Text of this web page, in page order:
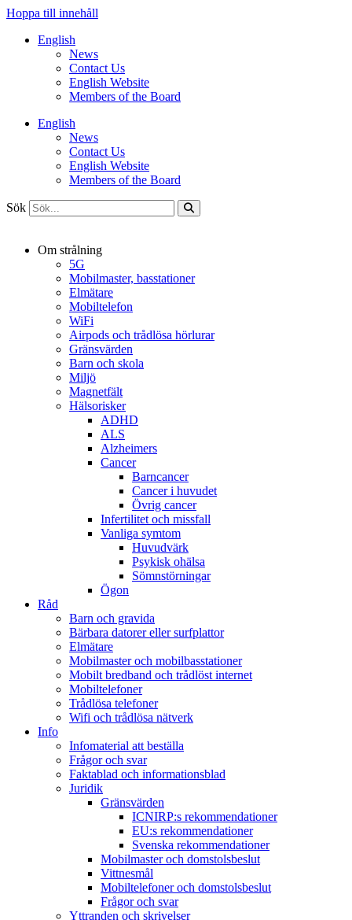
Hoppa till innehåll
English
News
Contact Us
English Website
Members of the Board
English
News
Contact Us
English Website
Members of the Board
Sök
Om strålning
5G
Mobilmaster, basstationer
Elmätare
Mobiltelefon
WiFi
Airpods och trådlösa hörlurar
Gränsvärden
Barn och skola
Miljö
Magnetfält
Hälsorisker
ADHD
ALS
Alzheimers
Cancer
Barncancer
Cancer i huvudet
Övrig cancer
Infertilitet och missfall
Vanliga symtom
Huvudvärk
Psykisk ohälsa
Sömnstörningar
Ögon
Råd
Barn och gravida
Bärbara datorer eller surfplattor
Elmätare
Mobilmaster och mobilbasstationer
Mobilt bredband och trådlöst internet
Mobiltelefoner
Trådlösa telefoner
Wifi och trådlösa nätverk
Info
Infomaterial att beställa
Frågor och svar
Faktablad och informationsblad
Juridik
Gränsvärden
ICNIRP:s rekommendationer
EU:s rekommendationer
Svenska rekommendationer
Mobilmaster och domstolsbeslut
Vittnesmål
Mobiltelefoner och domstolsbeslut
Frågor och svar
Yttranden och skrivelser